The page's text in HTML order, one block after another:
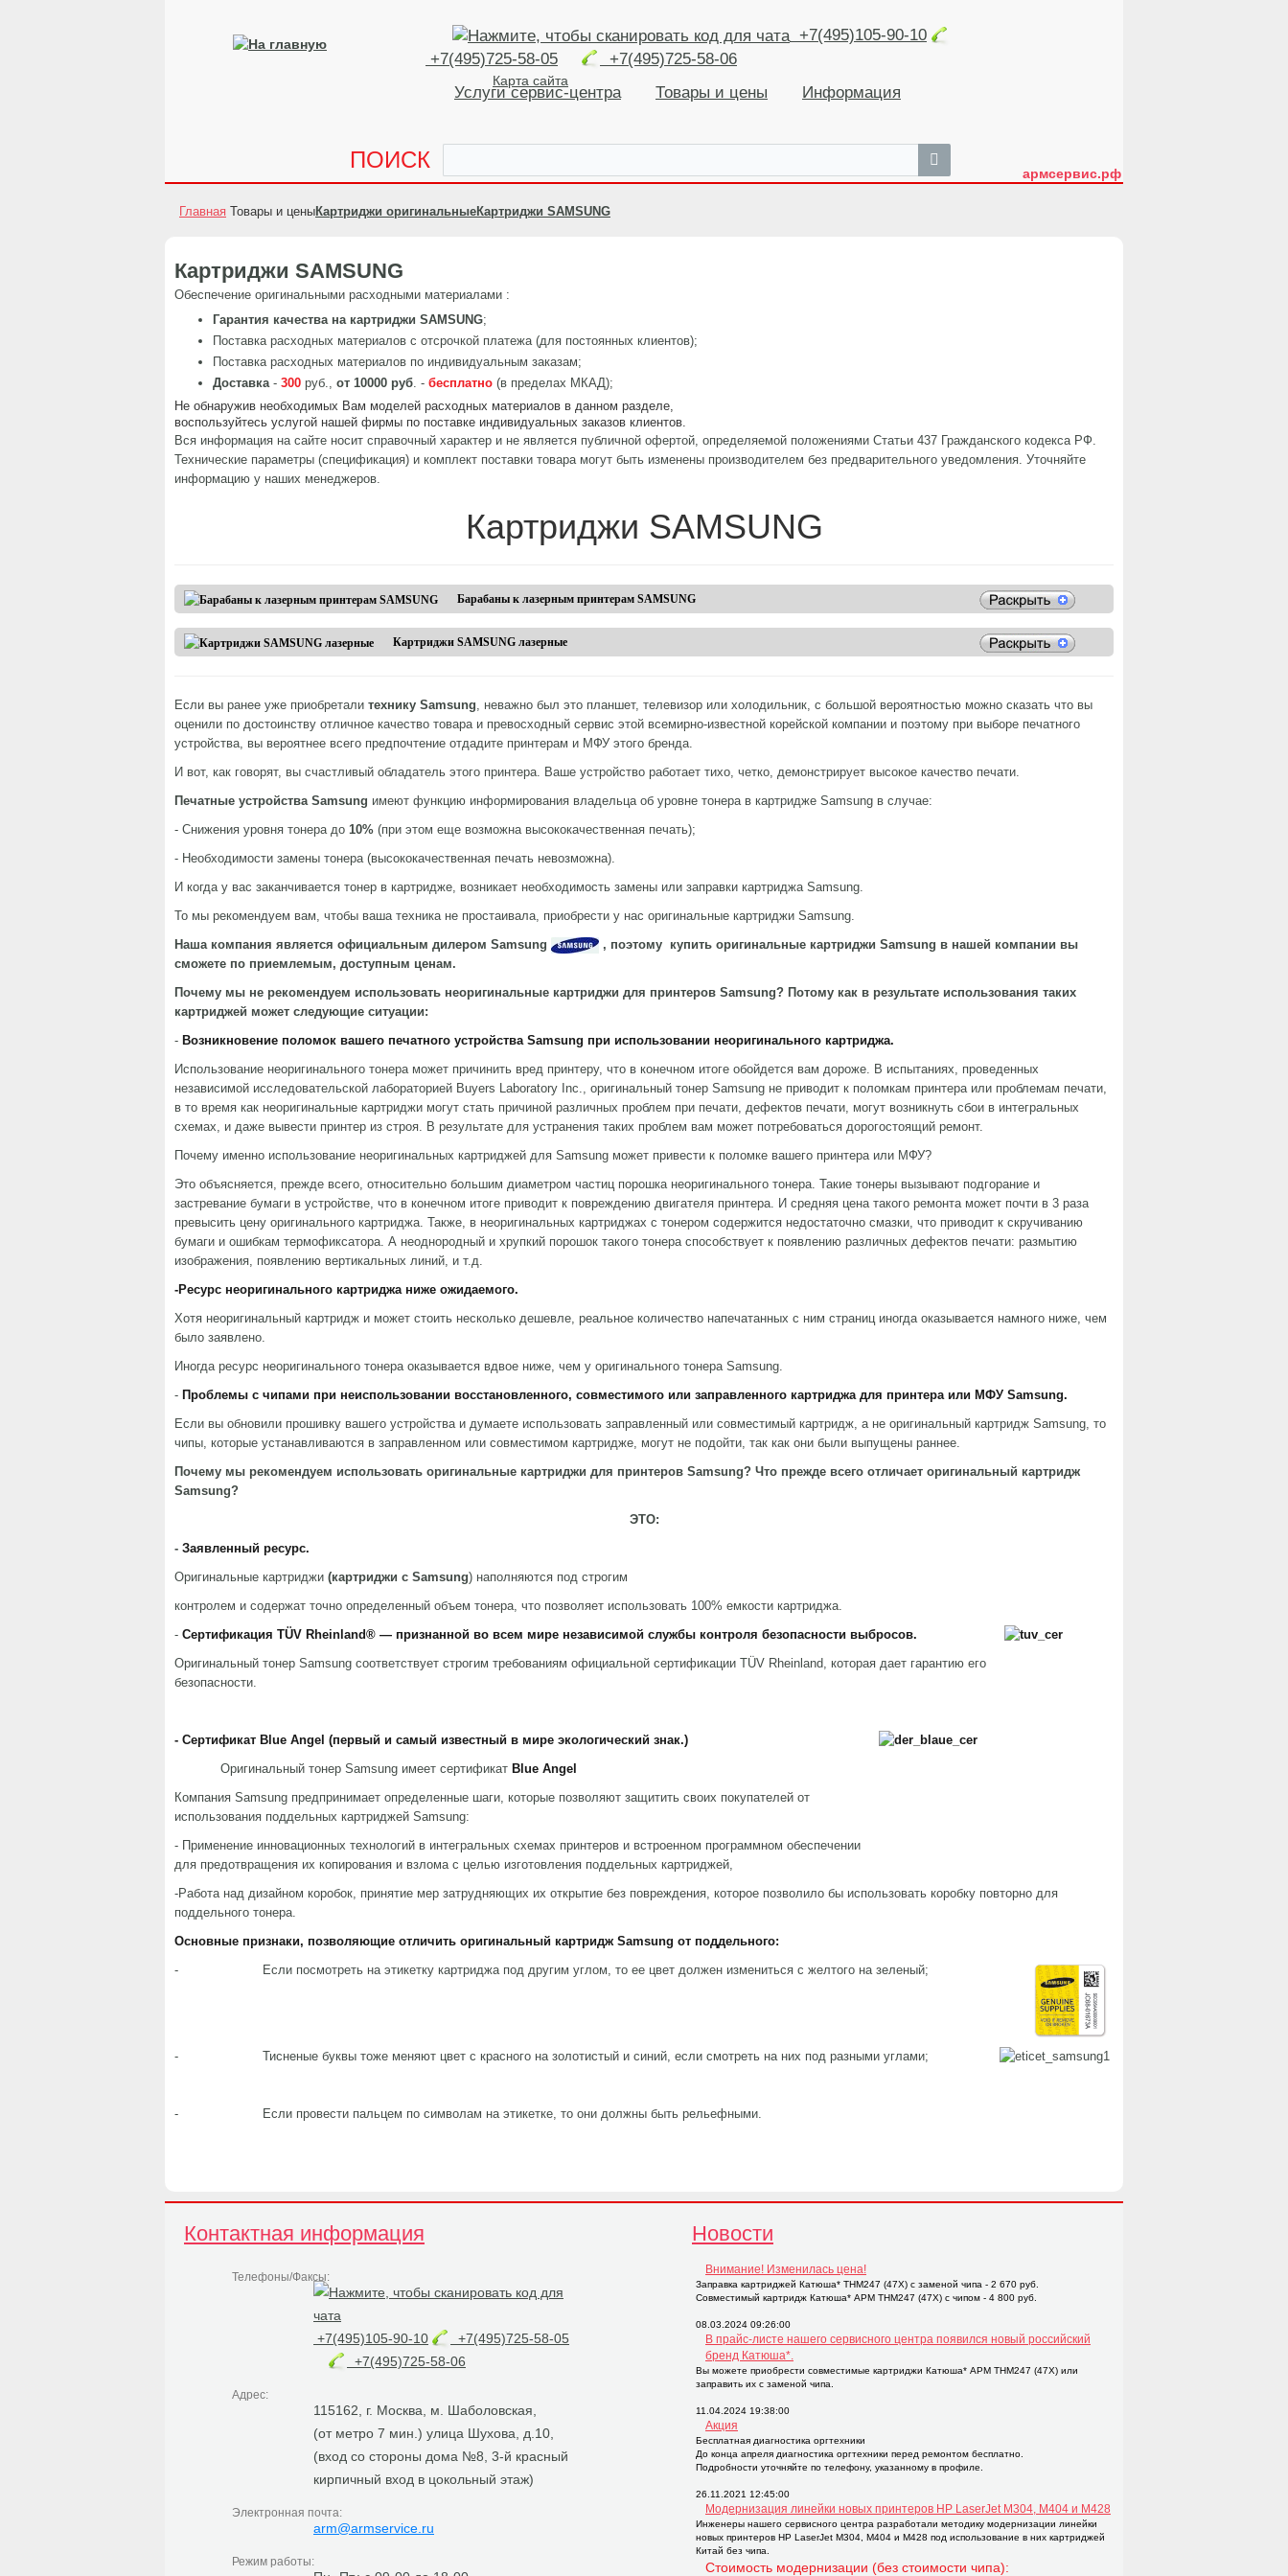
+7(495)105-90-10
+7(495)725-58-05
+7(495)725-58-06
Карта сайта
Услуги сервис-центра Товары и цены Информация
ПОИСК
армсервис.рф
Главная Товары и ценыКартриджи оригинальныеКартриджи SAMSUNG
Картриджи SAMSUNG
Обеспечение оригинальными расходными материалами :
Гарантия качества на картриджи SAMSUNG;
Поставка расходных материалов с отсрочкой платежа (для постоянных клиентов);
Поставка расходных материалов по индивидуальным заказам;
Доставка- 300 руб., от 10000 руб. - бесплатно (в пределах МКАД);
Не обнаружив необходимых Вам моделей расходных материалов в данном разделе,
воспользуйтесь услугой нашей фирмы по поставке индивидуальных заказов клиентов.
Вся информация на сайте носит справочный характер и не является публичной офертой, определяемой положениями Статьи 437 Гражданского кодекса РФ.
Технические параметры (спецификация) и комплект поставки товара могут быть изменены производителем без предварительного уведомления. Уточняйте
информацию у наших менеджеров.
Картриджи SAMSUNG
Барабаны к лазерным принтерам SAMSUNG
Картриджи SAMSUNG лазерные
Если вы ранее уже приобретали технику Samsung, неважно был это планшет, телевизор или холодильник, с большой вероятностью можно сказать что вы
оценили по достоинству отличное качество товара и превосходный сервис этой всемирно-известной корейской компании и поэтому при выборе печатного
устройства, вы вероятнее всего предпочтение отдадите принтерам и МФУ этого бренда.
И вот, как говорят, вы счастливый обладатель этого принтера. Ваше устройство работает тихо, четко, демонстрирует высокое качество печати.
Печатные устройства Samsung имеют функцию информирования владельца об уровне тонера в картридже Samsung в случае:
- Снижения уровня тонера до 10% (при этом еще возможна высококачественная печать);
- Необходимости замены тонера (высококачественная печать невозможна).
И когда у вас заканчивается тонер в картридже, возникает необходимость замены или заправки картриджа Samsung.
То мы рекомендуем вам, чтобы ваша техника не простаивала, приобрести у нас оригинальные картриджи Samsung.
Наша компания является официальным дилером Samsung , поэтому купить оригинальные картриджи Samsung в нашей компании вы
сможете по приемлемым, доступным ценам.
Почему мы не рекомендуем использовать неоригинальные картриджи для принтеров Samsung? Потому как в результате использования таких
картриджей может следующие ситуации:
- Возникновение поломок вашего печатного устройства Samsung при использовании неоригинального картриджа.
Использование неоригинального тонера может причинить вред принтеру, что в конечном итоге обойдется вам дороже. В испытаниях, проведенных
независимой исследовательской лабораторией Buyers Laboratory Inc., оригинальный тонер Samsung не приводит к поломкам принтера или проблемам печати,
в то время как неоригинальные картриджи могут стать причиной различных проблем при печати, дефектов печати, могут возникнуть сбои в интегральных
схемах, и даже вывести принтер из строя. В результате для устранения таких проблем вам может потребоваться дорогостоящий ремонт.
Почему именно использование неоригинальных картриджей для Samsung может привести к поломке вашего принтера или МФУ?
Это объясняется, прежде всего, относительно большим диаметром частиц порошка неоригинального тонера. Такие тонеры вызывают подгорание и
застревание бумаги в устройстве, что в конечном итоге приводит к повреждению двигателя принтера. И средняя цена такого ремонта может почти в 3 раза
превысить цену оригинального картриджа. Также, в неоригинальных картриджах с тонером содержится недостаточно смазки, что приводит к скручиванию
бумаги и ошибкам термофиксатора. А неоднородный и хрупкий порошок такого тонера способствует к появлению различных дефектов печати: размытию
изображения, появлению вертикальных линий, и т.д.
-Ресурс неоригинального картриджа ниже ожидаемого.
Хотя неоригинальный картридж и может стоить несколько дешевле, реальное количество напечатанных с ним страниц иногда оказывается намного ниже, чем
было заявлено.
Иногда ресурс неоригинального тонера оказывается вдвое ниже, чем у оригинального тонера Samsung.
- Проблемы с чипами при неиспользовании восстановленного, совместимого или заправленного картриджа для принтера или МФУ Samsung.
Если вы обновили прошивку вашего устройства и думаете использовать заправленный или совместимый картридж, а не оригинальный картридж Samsung, то
чипы, которые устанавливаются в заправленном или совместимом картридже, могут не подойти, так как они были выпущены раннее.
Почему мы рекомендуем использовать оригинальные картриджи для принтеров Samsung? Что прежде всего отличает оригинальный картридж
Samsung?
ЭТО:
- Заявленный ресурс.
Оригинальные картриджи (картриджи с Samsung) наполняются под строгим
контролем и содержат точно определенный объем тонера, что позволяет использовать 100% емкости картриджа.
- Сертификация TÜV Rheinland® — признанной во всем мире независимой службы контроля безопасности выбросов.
Оригинальный тонер Samsung соответствует строгим требованиям официальной сертификации TÜV Rheinland, которая дает гарантию его
безопасности.
- Сертификат Blue Angel (первый и самый известный в мире экологический знак.)
Оригинальный тонер Samsung имеет сертификат Blue Angel
Компания Samsung предпринимает определенные шаги, которые позволяют защитить своих покупателей от
использования поддельных картриджей Samsung:
- Применение инновационных технологий в интегральных схемах принтеров и встроенном программном обеспечении
для предотвращения их копирования и взлома с целью изготовления поддельных картриджей,
-Работа над дизайном коробок, принятие мер затрудняющих их открытие без повреждения, которое позволило бы использовать коробку повторно для
поддельного тонера.
Основные признаки, позволяющие отличить оригинальный картридж Samsung от поддельного:
- Если посмотреть на этикетку картриджа под другим углом, то ее цвет должен измениться с желтого на зеленый;
- Тисненые буквы тоже меняют цвет с красного на золотистый и синий, если смотреть на них под разными углами;
- Если провести пальцем по символам на этикетке, то они должны быть рельефными.
Новости
Внимание! Изменилась цена!
Заправка картриджей Катюша* THM247 (47X) с заменой чипа - 2 670 руб.
Совместимый картридж Катюша* APM THM247 (47X) с чипом - 4 800 руб.
08.03.2024 09:26:00
В прайс-листе нашего сервисного центра появился новый российский
бренд Катюша*.
Вы можете приобрести совместимые картриджи Катюша* APM THM247 (47X) или
заправить их с заменой чипа.
11.04.2024 19:38:00
Акция
Бесплатная диагностика оргтехники
До конца апреля диагностика оргтехники перед ремонтом бесплатно.
Подробности уточняйте по телефону, указанному в профиле.
26.11.2021 12:45:00
Модернизация линейки новых принтеров НР LaserJet M304, M404 и M428
Инженеры нашего сервисного центра разработали методику модернизации линейки
новых принтеров НР LaserJet M304, M404 и M428 под использование в них картриджей
Китай без чипа.
Стоимость модернизации (без стоимости чипа):
Контактная информация
Телефоны/Факсы:
+7(495)105-90-10
+7(495)725-58-05
+7(495)725-58-06
Адрес:
115162, г. Москва, м. Шаболовская,
(от метро 7 мин.) улица Шухова, д.10,
(вход со стороны дома №8, 3-й красный
кирпичный вход в цокольный этаж)
Электронная почта:
arm@armservice.ru
Режим работы: